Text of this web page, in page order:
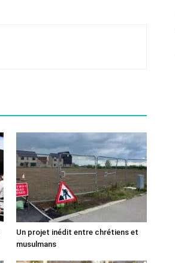
Un projet inédit entre chrétiens et
musulmans